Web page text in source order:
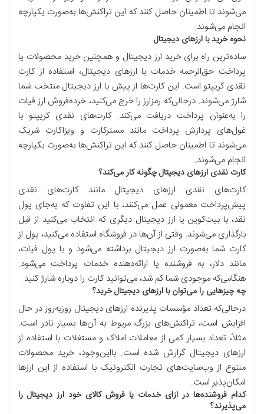
می‌شوند تا اطمینان حاصل کنند که این تراکنش‌ها به‌صورت یکپارچه
انجام می‌شوند.
نحوه خرید با ارزهای دیجیتال
ساده‌ترین راه برای خرید ارز دیجیتال و همچنین خرید محصولات یا
پرداخت حق‌الزحمه‌ خدمات با ارزهای دیجیتال، استفاده از کارت
نقدی کریپتو است. این کارت‌ها از پیش با ارز دیجیتال منتخب شما
شارژ می‌شوند. درحالی‌که رمزارز را خرج می‌کنید، خرده‌فروش ارز فیات
را به‌عنوان پرداخت دریافت می‌کند. کارت‌های نقدی کریپتو با
غول‌های پردازش پرداخت مانند مسترکارت و ویزاکارت شریک
می‌شوند تا اطمینان حاصل کنند که این تراکنش‌ها به‌صورت یکپارچه
انجام می‌شوند.
کارت نقدی ارزهای دیجیتال چگونه کار می‌کند؟
کارت‌های نقدی ارزهای دیجیتال مانند کارت‌های نقدی
پیش‌پرداخت معمولی عمل می‌کنند، با این تفاوت که به‌جای پول
نقد، با بیت‌کوین یا ارز دیجیتال دیگری که انتخاب می‌کنید از قبل
بارگذاری می‌شوند. وقتی از آن‌ها در فروشگاه استفاده می‌کنید، پول از
کارت شما به‌صورت ارز دیجیتال برداشته می‌شود و با پول فیات،
مانند دلار، به فروشنده یا ارائه‌دهنده‌ خدمات پرداخت می‌شود.
هنگامی‌که موجودی شما کم شد، می‌توانید کارت را دوباره شارژ کنید.
چه چیزهایی را می‌توان با ارزهای دیجیتال خرید؟
درحالی‌که تعداد مؤسسات پذیرنده‌ ارزهای دیجیتال روزبه‌روز در حال
افزایش است، تراکنش‌های بزرگ مربوط به آن‌ها بسیار نادر است.
مثلاً، تعداد بسیار کمی از معاملات املاک و مستغلات با استفاده از
ارزهای دیجیتال گزارش شده است. بااین‌وجود، خرید محصولات
متنوع از وب‌سایت‌های تجارت الکترونیک با استفاده از این ارزها
امکان‌پذیر است.
کدام فروشنده‌ها در ازای خدمات یا فروش کالای خود ارز دیجیتال را
می‌پذیرند؟